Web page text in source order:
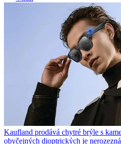
Kaufland prodává chytré brýle s
obyčejných dioptrických je